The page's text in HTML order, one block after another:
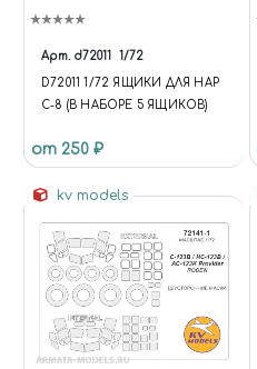
Арт. d72011 1/72
D72011 1/72 ЯЩИКИ ДЛЯ НАР
С-8 (В НАБОРЕ 5 ЯЩИКОВ)
от 250 ₽
kv models